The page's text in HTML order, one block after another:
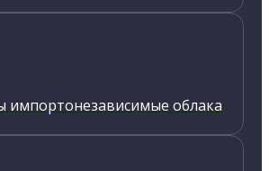
импортонезависимые облака